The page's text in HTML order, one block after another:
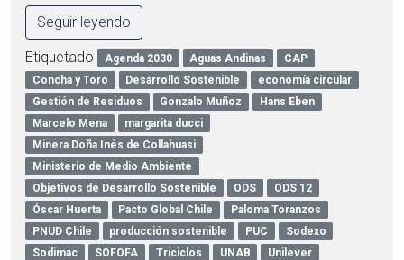
Seguir leyendo
Etiquetado Agenda 2030 Aguas Andinas
CAP
Concha y Toro
Desarrollo Sostenible
economía circular
Gestión de Residuos
Gonzalo Muñoz
Hans Eben
Marcelo Mena
margarita ducci
Minera Doña Inés de Collahuasi
Ministerio de Medio Ambiente
Objetivos de Desarrollo Sostenible
ODS
ODS 12
Óscar Huerta
Pacto Global Chile
Paloma Toranzos
PNUD Chile
producción sostenible PUC
Sodexo
Sodimac
SOFOFA Triciclos UNAB
Unilever